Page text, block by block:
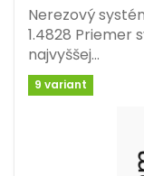
Nerezový
1.4828 Priemer
najvyššej…
9 variant